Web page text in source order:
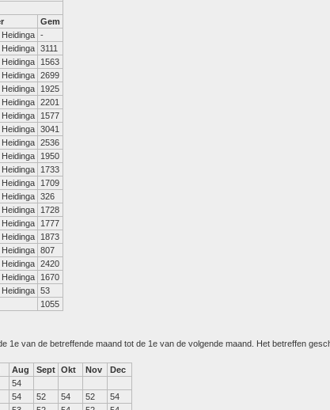
Gem
-
3111
1563
2699
1925
2201
1577
3041
2536
1950
1733
1709
326
1728
1777
1873
807
2420
1670
53
1055
1e van de betreffende maand tot de 1e van de volgende maand. Het betreffen
Aug Sept Okt Nov
Dec
54
54 52 54 52
54